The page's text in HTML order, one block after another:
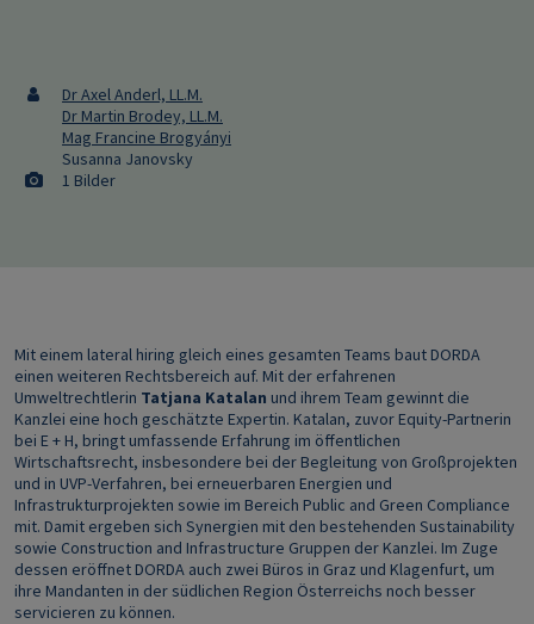
Dr Axel Anderl, LL.M.
Dr Martin Brodey, LL.M.
Mag Francine Brogyányi
Susanna Janovsky
1 Bilder
Mit einem lateral hiring gleich eines gesamten Teams baut DORDA
einen weiteren Rechtsbereich auf. Mit der erfahrenen
Umweltrechtlerin Tatjana Katalan und ihrem Team gewinnt die
Kanzlei eine hoch geschätzte Expertin. Katalan, zuvor Equity-Partnerin
bei E + H, bringt umfassende Erfahrung im öffentlichen
Wirtschaftsrecht, insbesondere bei der Begleitung von Großprojekten
und in UVP-Verfahren, bei erneuerbaren Energien und
Infrastrukturprojekten sowie im Bereich Public and Green Compliance
mit. Damit ergeben sich Synergien mit den bestehenden Sustainability
sowie Construction and Infrastructure Gruppen der Kanzlei. Im Zuge
dessen eröffnet DORDA auch zwei Büros in Graz und Klagenfurt, um
ihre Mandanten in der südlichen Region Österreichs noch besser
servicieren zu können.